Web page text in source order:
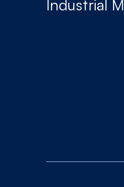
Industrial